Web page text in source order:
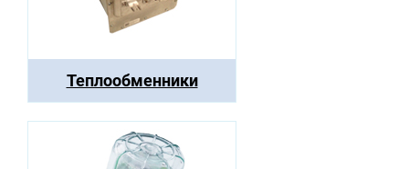
Теплообменники